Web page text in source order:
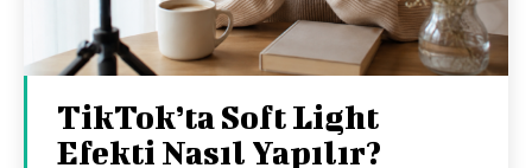
TikTok’ta Soft Light
Efekti Nasıl Yapılır?